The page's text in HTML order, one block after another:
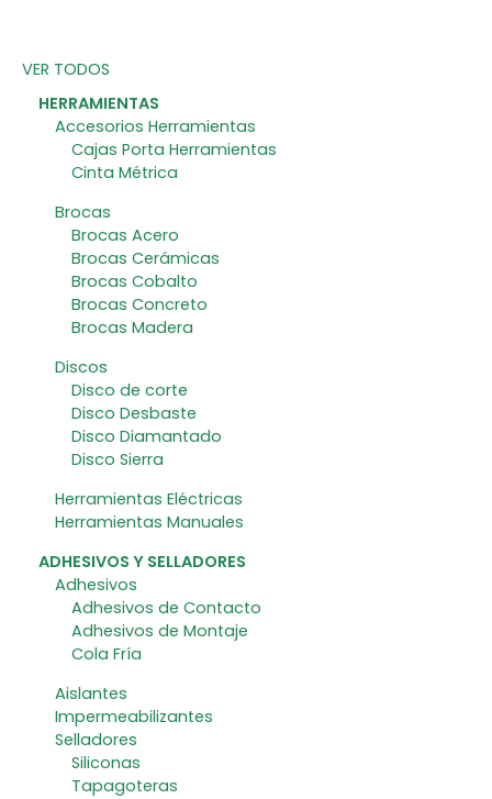
VER TODOS
HERRAMIENTAS
Accesorios Herramientas
Cajas Porta Herramientas
Cinta Métrica
Brocas
Brocas Acero
Brocas Cerámicas
Brocas Cobalto
Brocas Concreto
Brocas Madera
Discos
Disco de corte
Disco Desbaste
Disco Diamantado
Disco Sierra
Herramientas Eléctricas
Herramientas Manuales
ADHESIVOS Y SELLADORES
Adhesivos
Adhesivos de Contacto
Adhesivos de Montaje
Cola Fría
Aislantes
Impermeabilizantes
Selladores
Siliconas
Tapagoteras